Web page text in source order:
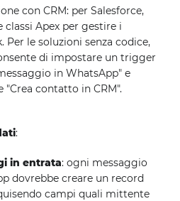
con CRM: per Salesforce,
classi Apex per gestire i
Per le soluzioni senza codice,
di impostare un trigger
in WhatsApp" e
"Crea contatto in CRM".
:
in entrata: ogni messaggio
dovrebbe creare un record
campi quali mittente